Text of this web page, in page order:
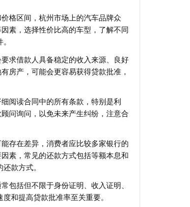
格区间，杭州市场上的汽车品牌众
素，选择性价比高的车型，了解不同
求借款人具备稳定的收入来源、良好
房产，可能会更容易获得贷款批准，
阅读合同中的所有条款，特别是利
问询问，以免未来产生纠纷，注意合
存在差异，消费者应比较多家银行的
素，常见的还款方式包括等额本息和
款方式。
包括但不限于身份证明、收入证明、
和提高贷款批准率至关重要。